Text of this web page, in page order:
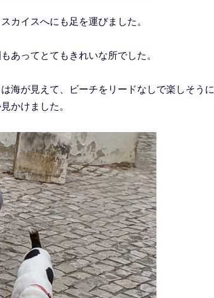
カイスへにも足を運びました。
あってとてもきれいな所でした。
海が見えて、ビーチをリードなしで楽しそうに
かけました。